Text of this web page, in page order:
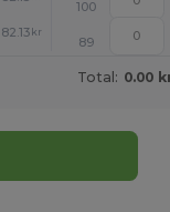
100
82.13 kr +
89
Total: 0.00